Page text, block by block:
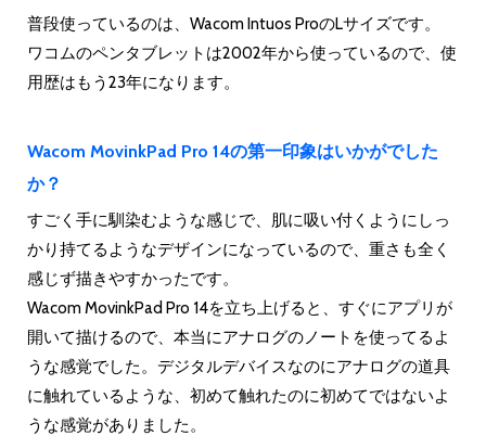
普段使っているのは、Wacom Intuos ProのLサイズです。
ワコムのペンタブレットは2002年から使っているので、使
用歴はもう23年になります。
Wacom MovinkPad Pro 14の第一印象はいかがでした
か？
すごく手に馴染むような感じで、肌に吸い付くようにしっ
かり持てるようなデザインになっているので、重さも全く
感じず描きやすかったです。
Wacom MovinkPad Pro 14を立ち上げると、すぐにアプリが
開いて描けるので、本当にアナログのノートを使ってるよ
うな感覚でした。デジタルデバイスなのにアナログの道具
に触れているような、初めて触れたのに初めてではないよ
うな感覚がありました。